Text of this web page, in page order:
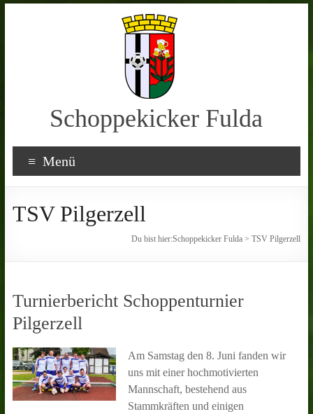
Schoppekicker Fulda
Menü
TSV Pilgerzell
Du bist hier:Schoppekicker Fulda >TSV Pilgerzell
Turnierbericht Schoppenturnier
Pilgerzell
Am Samstag den 8. Juni fanden wir
uns mit einer hochmotivierten
Mannschaft, bestehend aus
Stammkräften und einigen